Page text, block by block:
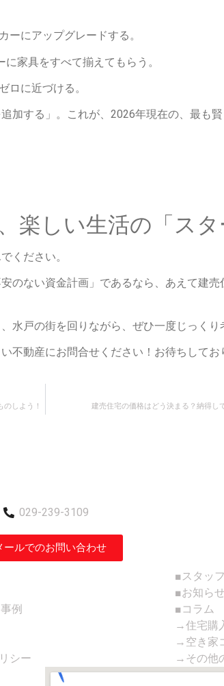
ーにアップグレードする。
家具をすべて揃えてもらう。
ロに近づける。
加する」。これが、2026年現在の、最も
楽しい生活の「スタ
ください。
のない資金計画」であるなら、あえて建
戸の街を回りながら、ぜひ一度じっくり
不動産にお問合せください！お待ちしてお
しよう！ 建売住宅の価格はどう決まる？納得し
029-239-3109
ールでのお問い合わせ
例
シー
■スタッ
■お知らせ
■コラム
→住宅購
→空き家
→その他